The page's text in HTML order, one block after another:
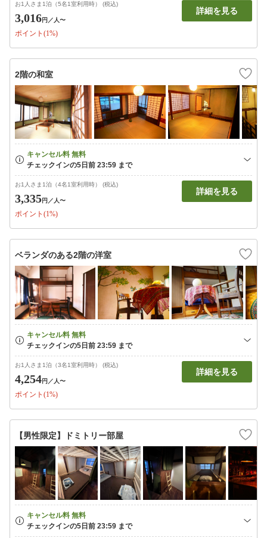
お1人さま1泊（5名1室利用時） (税込)
3,016円 ／人〜
ポイント(1%)
詳細を見る
2階の和室
お1人さま1泊（4名1室利用時） (税込)
3,335円 ／人〜
ポイント(1%)
詳細を見る
ベランダのある2階の洋室
お1人さま1泊（3名1室利用時） (税込)
4,254円 ／人〜
ポイント(1%)
詳細を見る
【男性限定】ドミトリー部屋